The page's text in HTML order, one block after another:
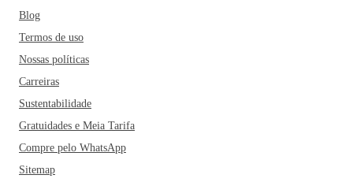
Blog
Termos de uso
Nossas políticas
Carreiras
Sustentabilidade
Gratuidades e Meia Tarifa
Compre pelo WhatsApp
Sitemap